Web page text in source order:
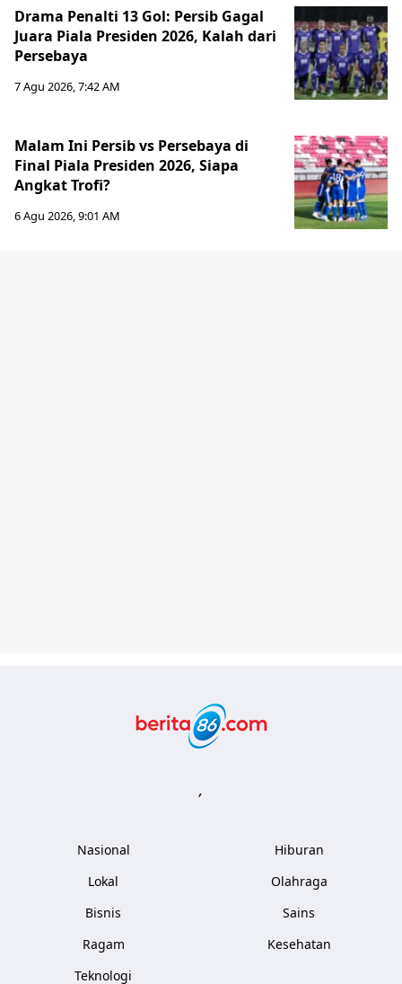
Drama Penalti 13 Gol: Persib Gagal
Juara Piala Presiden 2026, Kalah dari
Persebaya
7 Agu 2026, 7:42 AM
Malam Ini Persib vs Persebaya di
Final Piala Presiden 2026, Siapa
Angkat Trofi?
6 Agu 2026, 9:01 AM
,
Nasional
Lokal
Bisnis
Ragam
Teknologi
Hiburan
Olahraga
Sains
Kesehatan